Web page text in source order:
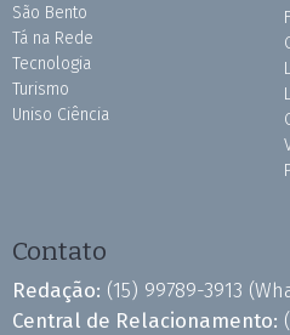
São Bento
Tá na Rede
Tecnologia
Turismo
Uniso Ciência
Contato
Redação: (15) 99789-3913
Central de Relacionamento: